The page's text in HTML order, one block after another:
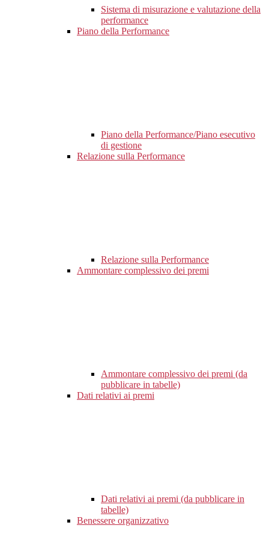
Sistema di misurazione e valutazione della
performance
Piano della Performance
Piano della Performance/Piano esecutivo
di gestione
Relazione sulla Performance
Relazione sulla Performance
Ammontare complessivo dei premi
Ammontare complessivo dei premi (da
pubblicare in tabelle)
Dati relativi ai premi
Dati relativi ai premi (da pubblicare in
tabelle)
Benessere organizzativo